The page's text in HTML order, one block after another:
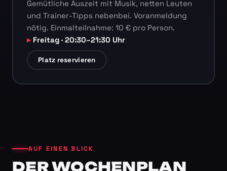
Gemütliche Auszeit mit Musik, netten Leuten
und Trainer-Tipps nebenbei. Voranmeldung
nötig. Einmalteilnahme: 10 € pro Person.
Freitag · 20:30–21:30 Uhr
Platz reservieren
AUF EINEN BLICK
DER WOCHENPLAN